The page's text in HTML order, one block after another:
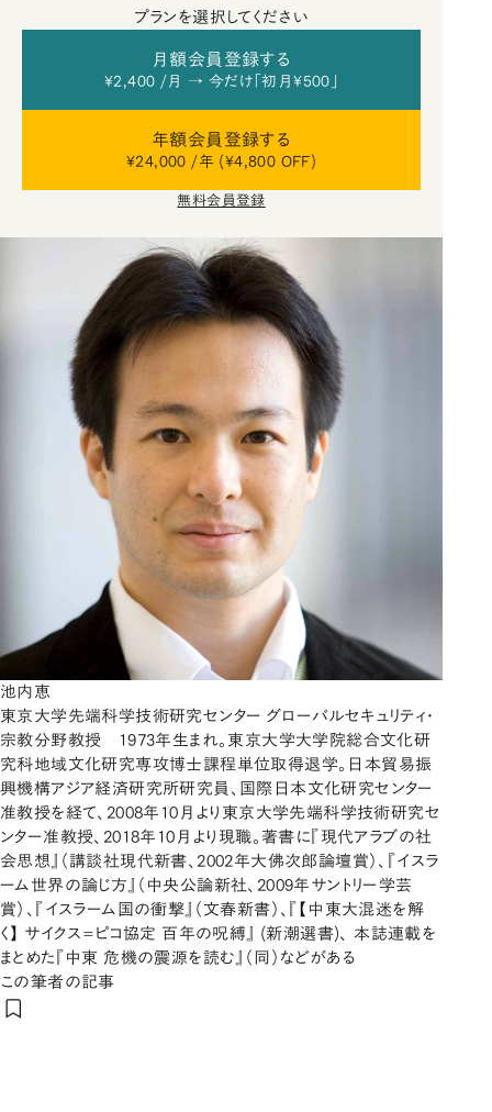
プランを選択してください
月額会員登録する
¥2,400 /月 → 今だけ「初月¥500」
年額会員登録する
¥24,000 /年 (¥4,800 OFF)
無料会員登録
池内恵
東京大学先端科学技術研究センター グローバルセキュリティ・
宗教分野教授 1973年生まれ。東京大学大学院総合文化研
究科地域文化研究専攻博士課程単位取得退学。日本貿易振
興機構アジア経済研究所研究員、国際日本文化研究センター
准教授を経て、2008年10月より東京大学先端科学技術研究セ
ンター准教授、2018年10月より現職。著書に『現代アラブの社
会思想』（講談社現代新書、2002年大佛次郎論壇賞）、『イスラ
ーム世界の論じ方』（中央公論新社、2009年サントリー学芸
賞）、『イスラーム国の衝撃』（文春新書）、『【中東大混迷を解
く】 サイクス=ピコ協定 百年の呪縛』 (新潮選書)、 本誌連載を
まとめた『中東 危機の震源を読む』（同）などがある
この筆者の記事